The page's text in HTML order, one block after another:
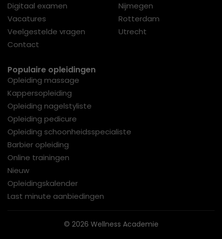
Digitaal examen
Vacatures
Veelgestelde vragen
Contact
Nijmegen
Rotterdam
Utrecht
Populaire opleidingen
Opleiding massage
Kappersopleiding
Opleiding nagelstyliste
Opleiding pedicure
Opleiding schoonheidsspecialiste
Barbier opleiding
Online trainingen
Nieuw
Opleidingskalender
Last minute aanbiedingen
© 2026 Wellness Academie